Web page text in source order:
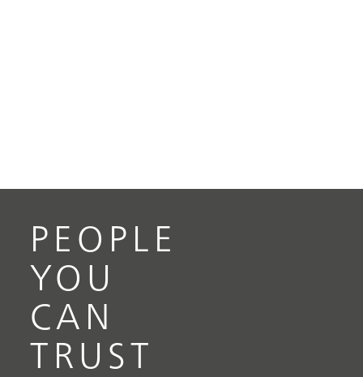
PEOPLE
YOU
CAN
TRUST